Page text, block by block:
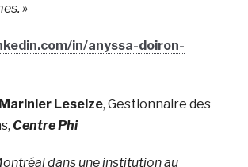
»
in/anyssa-doiron-
Leseize, Gestionnaire des
Centre Phi
dans une institution au